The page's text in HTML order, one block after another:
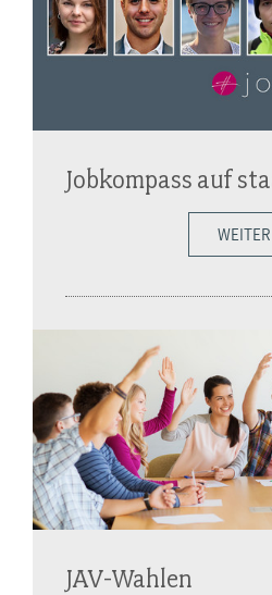
Jobkompass auf
WEITER
JAV-Wahlen